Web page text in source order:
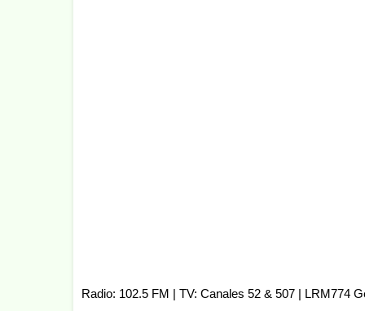
Radio: 102.5 FM | TV: Canales 52 & 507 | LRM774